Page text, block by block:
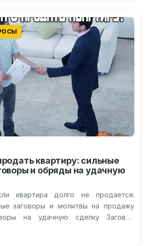
квартиру: сильные
и обряды на удачную
квартира долго не продается:
заговоры и молитвы на продажу
на удачную сделку Заговор